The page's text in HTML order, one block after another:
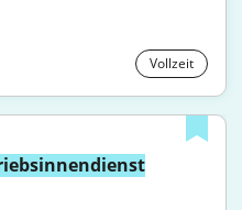
Vollzeit